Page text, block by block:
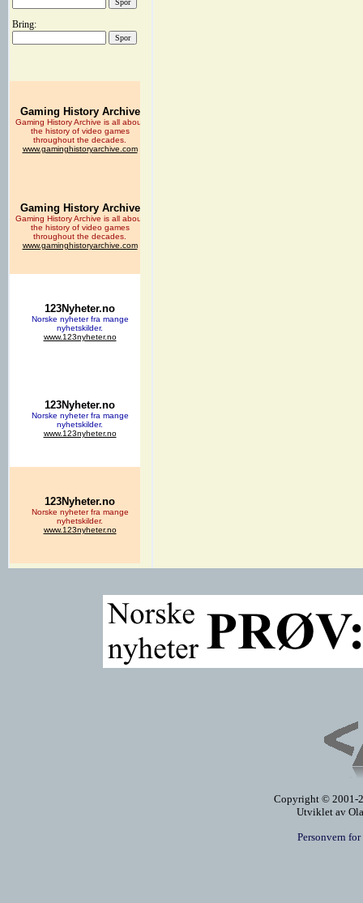
Bring:
Copyright © 2001-
Utviklet av
Personvern